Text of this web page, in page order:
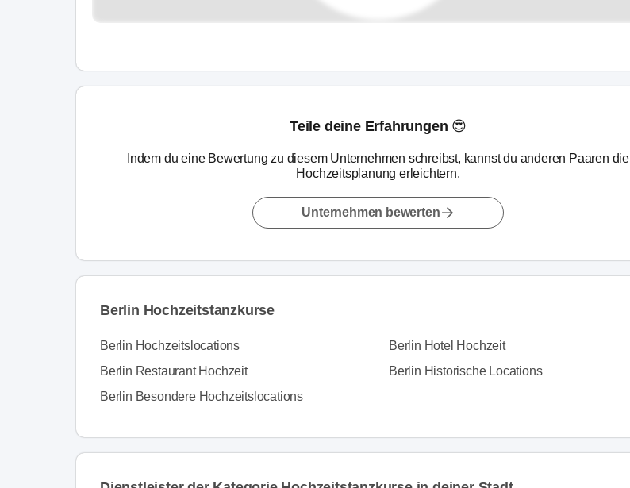
Teile deine Erfahrungen 😍
Indem du eine Bewertung zu diesem Unternehmen schreibst, kannst du anderen Paaren die
Hochzeitsplanung erleichtern.
Unternehmen bewerten
Berlin Hochzeitstanzkurse
Berlin Hochzeitslocations Berlin Hotel Hochzeit
Berlin Restaurant Hochzeit
Berlin Historische Locations
Berlin Besondere Hochzeitslocations